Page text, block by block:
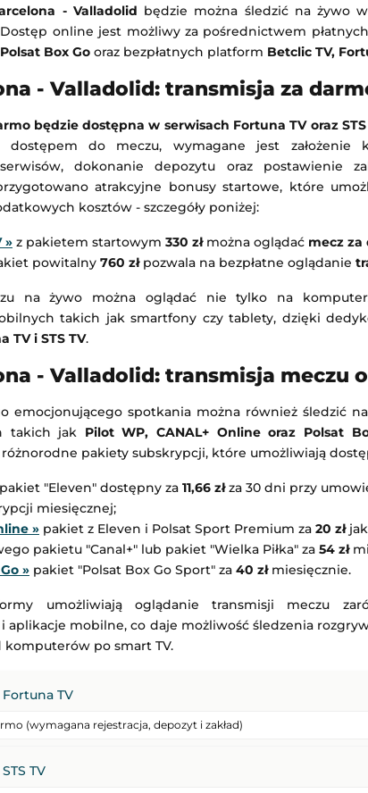
- Valladolid będzie można śledzić na żywo
online jest możliwy za pośrednictwem
Box Go oraz bezpłatnych platform Betclic TV,
- Valladolid: transmisja za
będzie dostępna w serwisach Fortuna TV oraz STS
dostępem do meczu, wymagane jest
dokonanie depozytu oraz postawienie
atrakcyjne bonusy startowe, które
kosztów - szczegóły poniżej:
» z pakietem startowym 330 złmożna oglądać mecz za
powitalny 760 złpozwala na bezpłatne oglądanie
na żywo można oglądać nie tylko na
takich jak smartfony czy tablety, dzięki
TV i STS TV.
- Valladolid: transmisja meczu
emocjonującego spotkania można również śledzić
takich jak Pilot WP, CANAL+ Online oraz Polsat
pakiety subskrypcji, które umożliwiają
pakiet "Eleven" dostępny za 11,66 złza 30 dni przy
miesięcznej;
» pakiet z Eleven i Polsat Sport Premium za 20 zł
pakietu "Canal+" lub pakiet "Wielka Piłka" za 54 zł
» pakiet "Polsat Box Go Sport" za 40 złmiesięcznie.
umożliwiają oglądanie transmisji meczu
aplikacje mobilne, co daje możliwość śledzenia
komputerów po smart TV.
Fortuna TV
(wymagana rejestracja, depozyt i zakład)
STS TV